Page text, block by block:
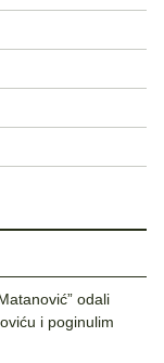
odali
i poginulim